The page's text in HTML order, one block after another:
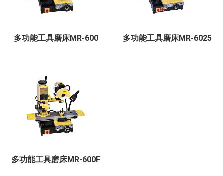
多功能工具磨床MR-600 多功能工具磨床MR-6025
多功能工具磨床MR-600F